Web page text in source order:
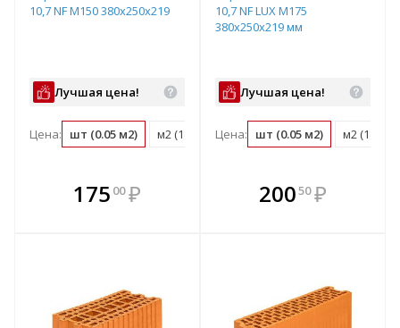
10,7 NF М150 380х250х219
Лучшая цена!
Цена: шт (0.05 м2) м2 (18.3 шт) м3 (48.1 шт) поддон (72
175 00 ₽
В комплекте
всегда выгоднее!
10,7 NF LUX М175
380х250х219 мм
Лучшая цена!
Цена: шт (0.05 м2) м2 (18.3
В комплекте
всегда выгоднее!
20050 ₽